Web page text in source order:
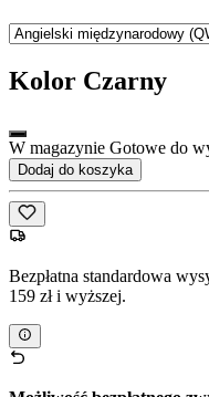
Kolor Czarny
W magazynie Gotowe do
Dodaj do koszyka
Bezpłatna standardowa
159 zł i wyższej.